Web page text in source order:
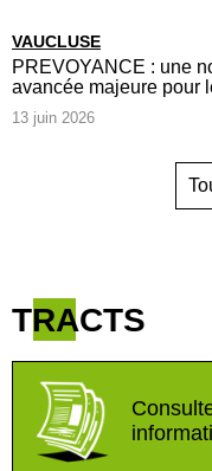
VAUCLUSE
PREVOYANCE : une
avancée majeure pour
13 juin 2026
TRACTS